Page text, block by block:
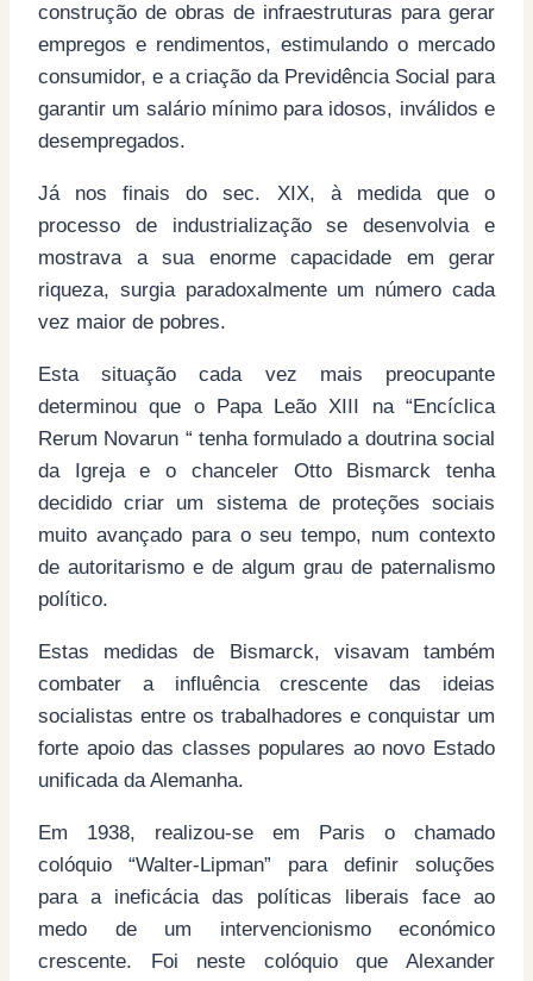
construção de obras de infraestruturas para gerar
empregos e rendimentos, estimulando o mercado
consumidor, e a criação da Previdência Social para
garantir um salário mínimo para idosos, inválidos e
desempregados.
Já nos finais do sec. XIX, à medida que o
processo de industrialização se desenvolvia e
mostrava a sua enorme capacidade em gerar
riqueza, surgia paradoxalmente um número cada
vez maior de pobres.
Esta situação cada vez mais preocupante
determinou que o Papa Leão XIII na “Encíclica
Rerum Novarun “ tenha formulado a doutrina social
da Igreja e o chanceler Otto Bismarck tenha
decidido criar um sistema de proteções sociais
muito avançado para o seu tempo, num contexto
de autoritarismo e de algum grau de paternalismo
político.
Estas medidas de Bismarck, visavam também
combater a influência crescente das ideias
socialistas entre os trabalhadores e conquistar um
forte apoio das classes populares ao novo Estado
unificada da Alemanha.
Em 1938, realizou-se em Paris o chamado
colóquio “Walter-Lipman” para definir soluções
para a ineficácia das políticas liberais face ao
medo de um intervencionismo económico
crescente. Foi neste colóquio que Alexander